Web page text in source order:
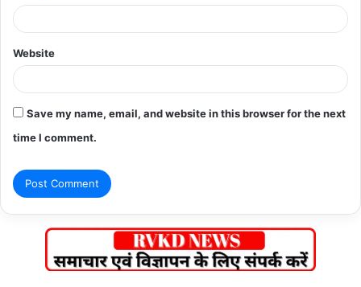
Website
Save my name, email, and website in this browser for the next
time I comment.